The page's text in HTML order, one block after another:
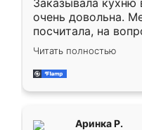
Заказывала кухню
очень довольна.
посчитала, на
Замерщик приехал
делу со всей
за день, ребята
Читать полностью
Аринка Р.